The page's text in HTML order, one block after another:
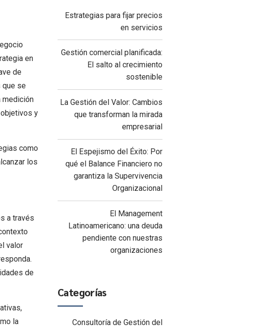
en
de
que se
medición
y
como
los
a través
valor
de
la
Estrategias para fijar precios
en servicios
Gestión comercial planificada:
El salto al crecimiento
sostenible
La Gestión del Valor: Cambios
que transforman la mirada
empresarial
El Espejismo del Éxito: Por
qué el Balance Financiero no
garantiza la Supervivencia
Organizacional
El Management
Latinoamericano: una deuda
pendiente con nuestras
organizaciones
Categorías
Consultoría de Gestión del